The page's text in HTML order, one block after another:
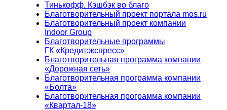
Тинькофф. Кэшбэк во благо
Благотворительный проект портала mos.ru
Благотворительный проект компании
Indoor Group
Благотворительные программы
ГК «Кредитэкспресс»
Благотворительная программа компании
«Дорожная сеть»
Благотворительная программа компании
«Болта»
Благотворительная программа компании
«Квартал-18»